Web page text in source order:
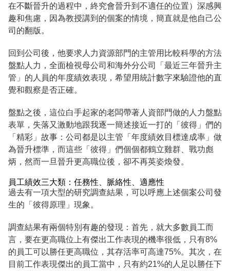
在不斷晉升的過程中，終究會晉升到不適任的位置）深感興
趣和焦慮，因為教授講到的個案的情境，簡直就是他自己公
司的翻版。
回到公司後，他要求人力資源部門的主管用比較科學的方法
盤點人力，全面檢視母公司和海外分公司「最近三年晉升主
管」的人員的年度績效表現，希望用統計數字來驗證他的直
覺和觀察是否正確。
盤點之後，這位白手起家的老闆帶著人資部門做的人力盤點
表單，失落又激動地跟我逐一簡述接近一打的「彼得」們的
「精彩」故事：公司都是以主管「年度績效目標達成率」做
為晉升標準，而這些「彼得」們個個都鶴立雞群、戰功彪
炳，然而一旦晉升更高職位後，卻不再英姿煥發。
員工績效三大類：任務性、脈絡性、適應性
過去有一項大型的研究調查結果，可以呼應上述個案公司發
生的「彼得原理」現象。
調查結果有兩個特別有趣的發現：首先，就大多數員工而
言，要在更高職位上有傑出工作表現的機率很低，只有8%
的員工可以勝任更高職位，其存活率可高達75%。其次，在
目前工作表現傑出的員工當中，只有約21%的人足以勝任下